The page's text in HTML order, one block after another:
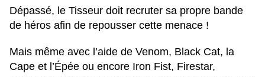
Dépassé, le Tisseur doit recruter sa propre bande
de héros afin de repousser cette menace !
Mais même avec l’aide de Venom, Black Cat, la
Cape et l’Épée ou encore Iron Fist, Firestar,